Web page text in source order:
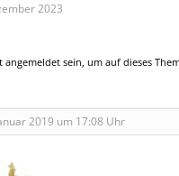
2023
angemeldet sein, um auf dieses
2019 um 17:08 Uhr